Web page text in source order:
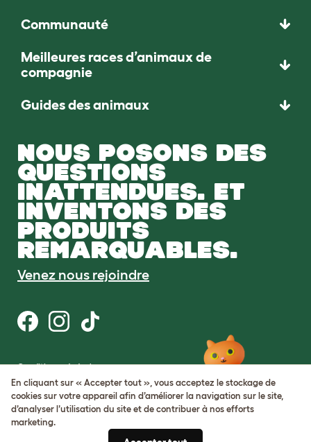
Communauté
Meilleures races d’animaux de
compagnie
Guides des animaux
NOUS POSONS DES
QUESTIONS
INATTENDUES. ET
INVENTONS DES
PRODUITS
REMARQUABLES.
Venez nous rejoindre
Conditions générales
Protection de la vie privée et cookies
Cookie Settings
Plan du site
Numéro de TVA: FR34839369105
En cliquant sur « Accepter tout », vous acceptez le stockage de
cookies sur votre appareil afin d’améliorer la navigation sur le site,
d’analyser l’utilisation du site et de contribuer à nos efforts
marketing.